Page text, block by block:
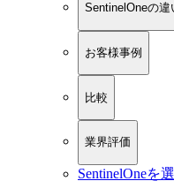
SentinelOneの違
お客様事例
比較
業界評価
SentinelOneを